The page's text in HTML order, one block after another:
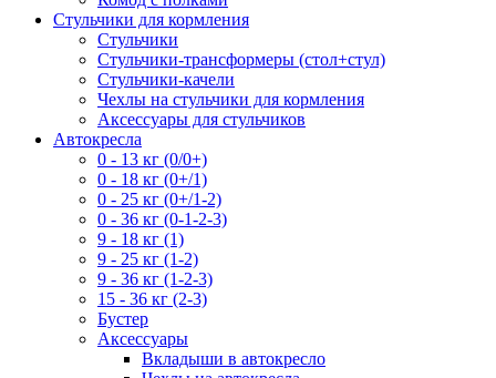
Стульчики для кормления
Стульчики
Стульчики-трансформеры (стол+стул)
Стульчики-качели
Чехлы на стульчики для кормления
Аксессуары для стульчиков
Автокресла
0 - 13 кг (0/0+)
0 - 18 кг (0+/1)
0 - 25 кг (0+/1-2)
0 - 36 кг (0-1-2-3)
9 - 18 кг (1)
9 - 25 кг (1-2)
9 - 36 кг (1-2-3)
15 - 36 кг (2-3)
Бустер
Аксессуары
Вкладыши в автокресло